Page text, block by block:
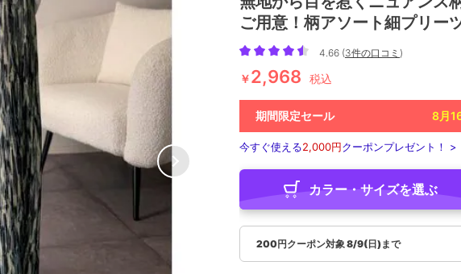
ご用意！柄アソート細プリー
4.66 (3件の口コミ )
￥2,968 税込
期間限定セール 8月
今すぐ使える2,000円クーポンプレゼント！ >
カラー・サイズを選ぶ
200円クーポン対象 8/9(日)まで